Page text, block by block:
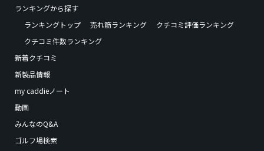
ランキングから探す
ランキングトップ
売れ筋ランキング
クチコミ評価ランキング
クチコミ件数ランキング
新着クチコミ
新製品情報
my caddieノート
動画
みんなのQ&A
ゴルフ場検索